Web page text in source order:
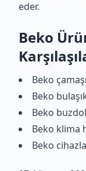
eder.
Beko
Beko
Beko
Beko
Beko klima
Beko